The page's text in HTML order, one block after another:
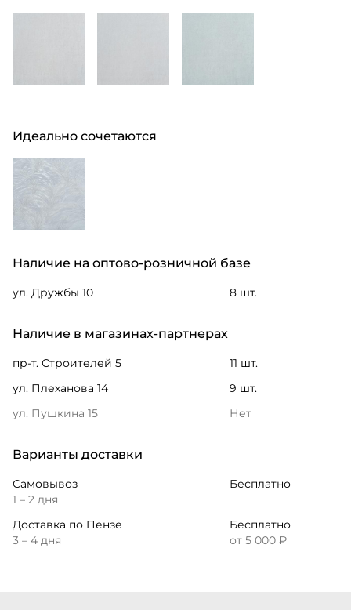
Идеально сочетаются
Наличие на оптово-розничной базе
ул. Дружбы 10 8 шт.
Наличие в магазинах-партнерах
пр-т. Строителей 5
11 шт.
ул. Плеханова 14
9 шт.
ул. Пушкина 15
Нет
Варианты доставки
Самовывоз
1 – 2 дня
Бесплатно
Доставка по Пензе
3 – 4 дня
Бесплатно
от 5 000 ₽